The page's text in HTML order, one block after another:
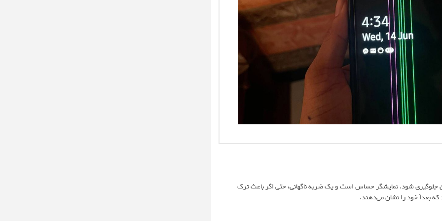
جلوگیری شود. نمایشگر حساس است و یک ضربه ناگهانی، حتی اگر باعث ترک
بعداً خود را نشان می‌دهند.